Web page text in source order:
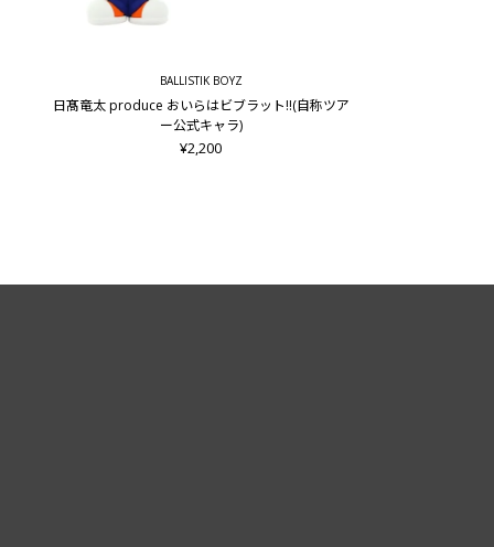
BALLISTIK BOYZ
日髙竜太 produce おいらはビブラット!!(自称ツア
ー公式キャラ)
¥2,200